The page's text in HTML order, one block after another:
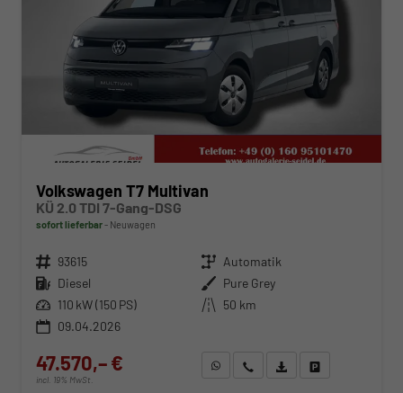
Volkswagen T7 Multivan
KÜ 2.0 TDI 7-Gang-DSG
sofort lieferbar Neuwagen
Fahrzeugnr. 93615 Getriebe Automatik
Kraftstoff Diesel Außenfarbe Pure Grey
Leistung 110 kW (150 PS) Kilometerstand 50 km
09.04.2026
47.570,– €
incl. 19% MwSt.
WhatsApp anfragen
Wir rufen Sie anFahrzeugexposé (PDF)